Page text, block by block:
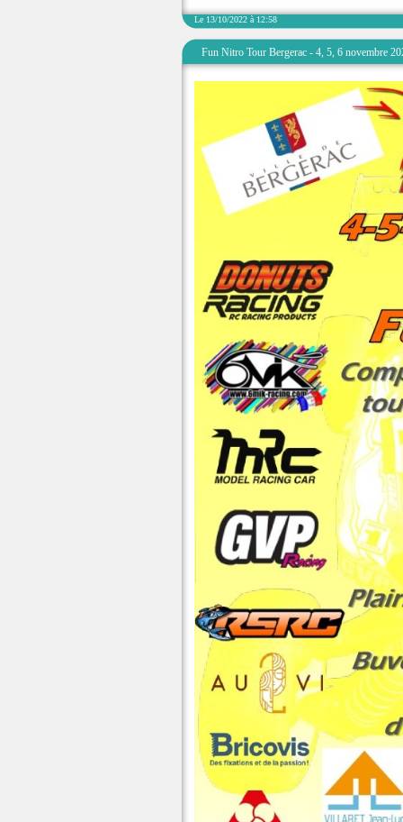
Le 13/10/2022 à 12:58
Fun Nitro Tour Bergerac - 4, 5, 6 novembre